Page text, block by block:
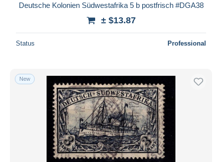
Deutsche Kolonien Südwestafrika 5 b postfrisch #DGA38
± $13.87
Status Professional
New